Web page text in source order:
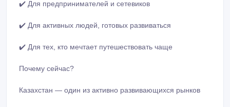
✔️ Для предпринимателей и сетевиков
✔️ Для активных людей, готовых развиваться
✔️ Для тех, кто мечтает путешествовать чаще
Почему сейчас?
Казахстан — один из активно развивающихся рынков